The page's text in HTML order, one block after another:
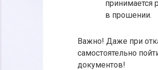
принимается
в прошении.
Важно! Даже при
самостоятельно
документов!